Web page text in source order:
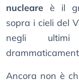
nucleare è il
sopra i cieli del
negli
Ancora non è